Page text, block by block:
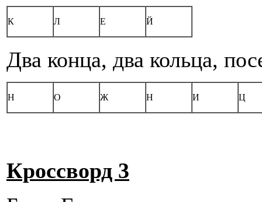
К Л Е Й
Два конца, два кольца,
Н О Ж Н И Ц
Кроссворд 3